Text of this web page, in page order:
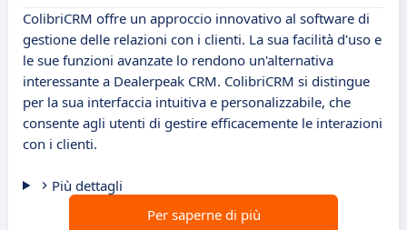
ColibriCRM offre un approccio innovativo al software di
gestione delle relazioni con i clienti. La sua facilità d'uso e
le sue funzioni avanzate lo rendono un'alternativa
interessante a Dealerpeak CRM. ColibriCRM si distingue
per la sua interfaccia intuitiva e personalizzabile, che
consente agli utenti di gestire efficacemente le interazioni
con i clienti.
Più dettagli
Per saperne di più